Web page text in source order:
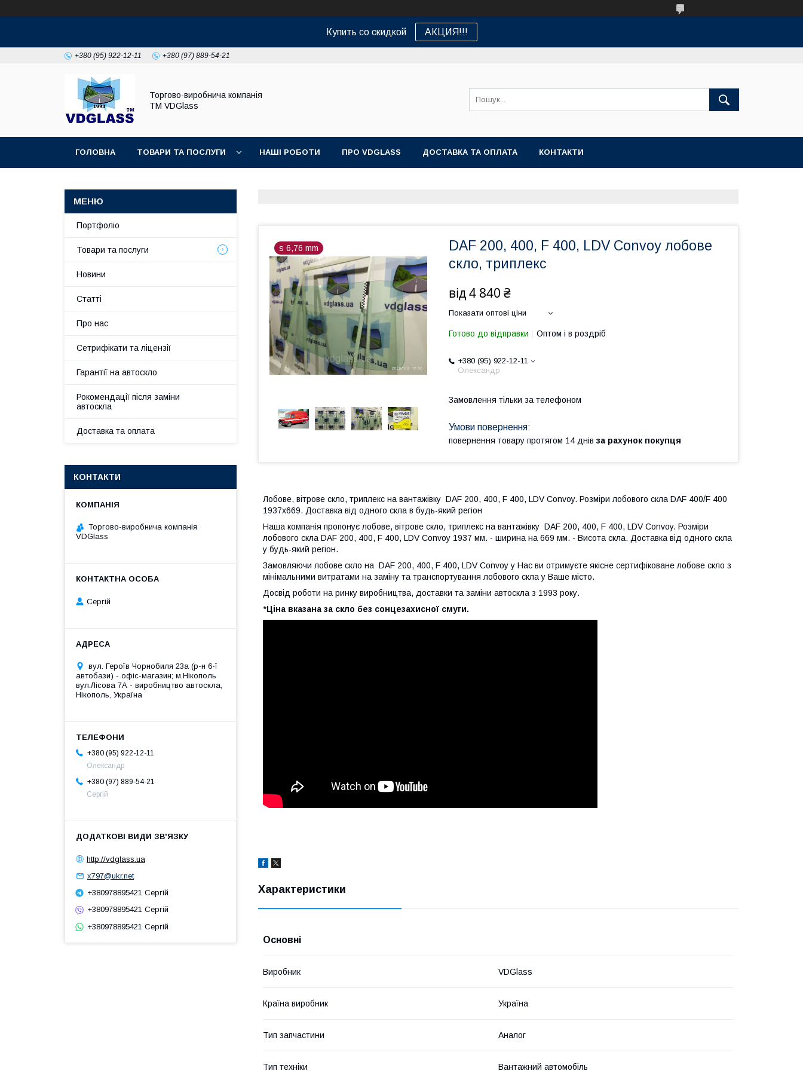
Купить со скидкой АКЦИЯ!!!
+380 (95) 922-12-11 +380 (97) 889-54-21
Торгово-виробнича компанія
ТМ VDGlass
ГОЛОВНА ТОВАРИ ТА ПОСЛУГИ НАШІ РОБОТИ ПРО VDGLASS ДОСТАВКА ТА ОПЛАТА КОНТАКТИ
s 6,76 mm
DAF 200, 400, F 400, LDV Convoy лобове
скло, триплекс
від4 840 ₴
Показати оптові ціни
Готово до відправки Оптом і в роздріб
+380 (95) 922-12-11
Олександр
Замовлення тільки за телефоном
повернення товару протягом 14 днів за рахунок покупця
Лобове, вітрове скло, триплекс на вантажівку DAF 200, 400, F 400, LDV Convoy. Розміри лобового скла DAF 400/F 400
1937х669. Доставка від одного скла в будь-який регіон
Наша компанія пропонує лобове, вітрове скло, триплекс на вантажівку DAF 200, 400, F 400, LDV Convoy. Розміри
лобового скла DAF 200, 400, F 400, LDV Convoy 1937 мм. - ширина на 669 мм. - Висота скла. Доставка від одного скла
у будь-який регіон.
Замовляючи лобове скло на DAF 200, 400, F 400, LDV Convoy у Нас ви отримуєте якісне сертифіковане лобове скло з
мінімальними витратами на заміну та транспортування лобового скла у Ваше місто.
Досвід роботи на ринку виробництва, доставки та заміни автоскла з 1993 року.
*Ціна вказана за скло без сонцезахисної смуги.
Характеристики
Основні
Виробник VDGlass
Країна виробник Україна
Тип запчастини Аналог
Тип техніки Вантажний автомобіль
Портфоліо
Товари та послуги
Новини
Статті
Про нас
Сетрифікати та ліцензії
Гарантії на автоскло
Рокомендації після заміни
автоскла
Доставка та оплата
КОНТАКТИ
Торгово-виробнича компанія
VDGlass
Сергій
вул. Героїв Чорнобиля 23а (р-н 6-ї
автобази) - офіс-магазин; м.Нікополь
вул.Лісова 7А - виробництво автоскла,
Нікополь, Україна
+380 (95) 922-12-11
Олександр
+380 (97) 889-54-21
Сергій
http://vdglass.ua
x797@ukr.net
+380978895421 Сергій
+380978895421 Сергій
+380978895421 Сергій